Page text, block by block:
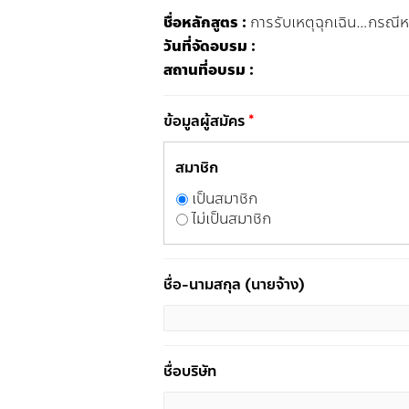
ชื่อหลักสูตร : การรับเหตุฉุกเฉิน…กรณีห
วันที่จัดอบรม :
สถานที่อบรม :
ข้อมูลผู้สมัคร *
สมาชิก
เป็นสมาชิก
ไม่เป็นสมาชิก
ชื่อ-นามสกุล (นายจ้าง)
ชื่อบริษัท